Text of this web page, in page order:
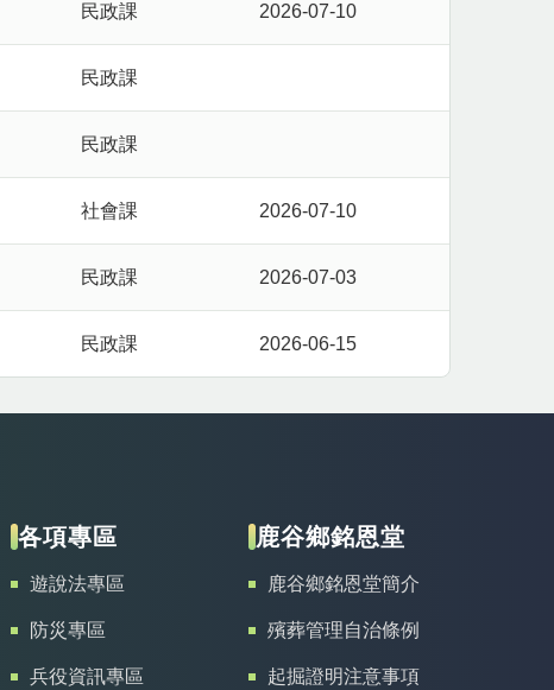
民政課 2026-07-10
民政課
民政課
社會課 2026-07-10
民政課 2026-07-03
民政課 2026-06-15
各項專區
遊說法專區
防災專區
兵役資訊專區
鹿谷鄉銘恩堂
鹿谷鄉銘恩堂簡介
殯葬管理自治條例
起掘證明注意事項